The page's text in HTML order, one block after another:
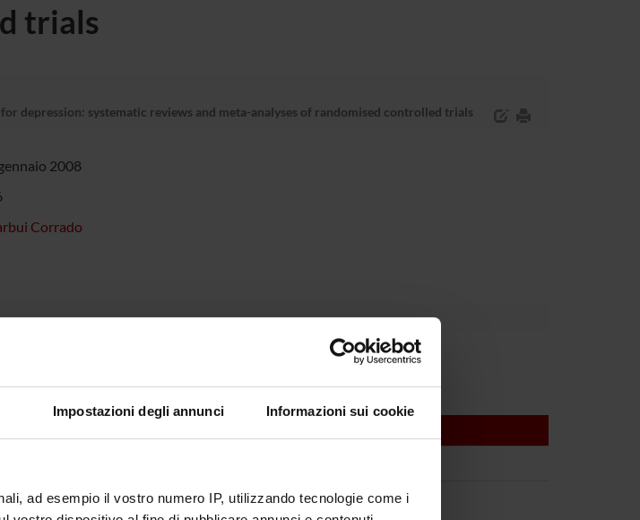
Impostazioni degli annunci Informazioni sui cookie
ad esempio il vostro numero IP, utilizzando tecnologie come i
trials
depression: systematic reviews and meta-analyses of randomised controlled trials
2008
Corrado